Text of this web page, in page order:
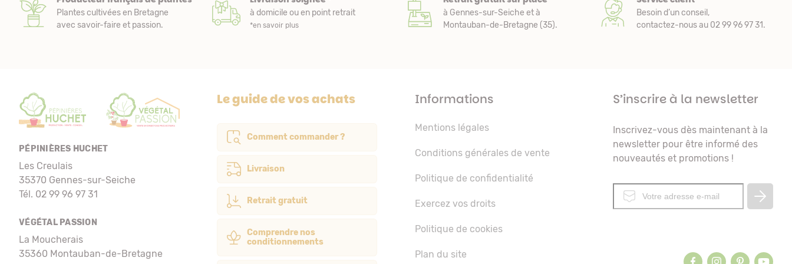
Plantes cultivées en Bretagne
avec savoir-faire et passion.
à domicile ou en point retrait
*en savoir plus
à Gennes-sur-Seiche et à
Montauban-de-Bretagne (35).
Besoin d’un conseil,
contactez-nous au 02 99 96 97 31.
Le guide de vos achats
Comment commander ?
Livraison
Retrait gratuit
Comprendre nos
conditionnements
PÉPINIÈRES HUCHET
Les Creulais
35370 Gennes-sur-Seiche
Tél. 02 99 96 97 31
VÉGÉTAL PASSION
La Moucherais
35360 Montauban-de-Bretagne
S’inscrire à la newsletter
Inscrivez-vous dès maintenant à la
newsletter pour être informé des
nouveautés et promotions !
Informations
Mentions légales
Conditions générales de vente
Politique de confidentialité
Exercez vos droits
Politique de cookies
Plan du site